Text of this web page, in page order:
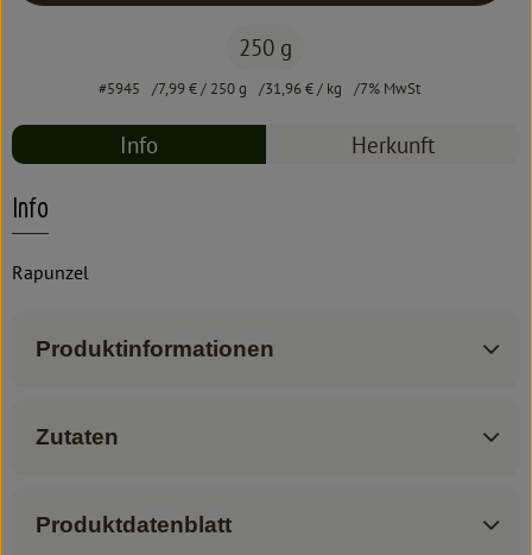
250 g
#5945 7,99 €/ 250 g 31,96 €/ kg 7% MwSt
Info Herkunft
Info
Rapunzel
Produktinformationen
Zutaten
Produktdatenblatt